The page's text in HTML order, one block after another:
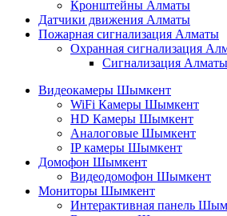
Кронштейны Алматы
Датчики движения Алматы
Пожарная сигнализация Алматы
Охранная сигнализация
Сигнализация Алматы
Видеокамеры Шымкент
WiFi Камеры Шымкент
HD Камеры Шымкент
Аналоговые Шымкент
IP камеры Шымкент
Домофон Шымкент
Видеодомофон Шымкент
Мониторы Шымкент
Интерактивная панель